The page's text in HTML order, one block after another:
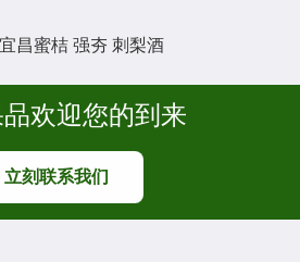
宜昌蜜桔 强夯 刺梨酒
欢迎您的到来
立刻联系我们